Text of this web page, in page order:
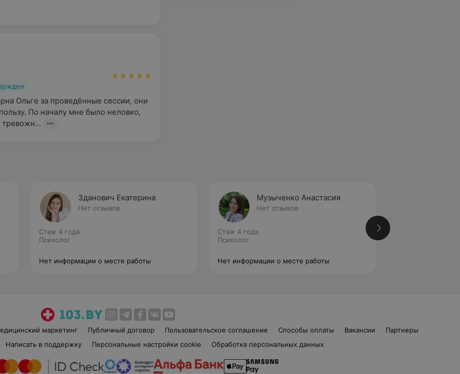
Ольге за проведённые сессии, они
По началу мне было неловко,
тревожн...
Зданович Екатерина
Нет отзывов
Стаж 4 года
Психолог
Нет информации о месте работы
Музыченко Анастасия
Нет отзывов
Стаж 4 года
Психолог
Нет информации о месте работы
маркетинг Публичный договор Пользовательское соглашение Способы оплаты Вакансии
Партнеры
Написать в поддержку Персональные настройки cookie Обработка персональных данных